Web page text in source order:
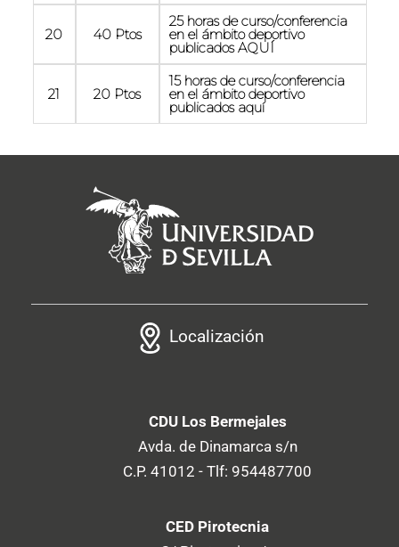
20 40 Ptos
25 horas de curso/conferencia
en el ámbito deportivo
publicados AQUÍ
21 20 Ptos
15 horas de curso/conferencia
en el ámbito deportivo
publicados aquí
Localización
CDU Los Bermejales
Avda. de Dinamarca s/n
C.P. 41012 - Tlf: 954487700
CED Pirotecnia